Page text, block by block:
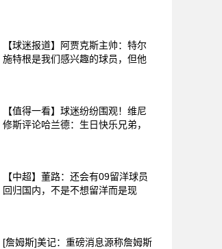
【球迷报道】阿贾克斯主帅：特尔
施特根是我们感兴趣的球员，但他
【值得一看】球迷纷纷围观！维尼
修斯评论哈兰德：生日快乐兄弟，
【中超】董路：还会有09留洋球员
回归国内，不是不想留洋而是现
[詹姆斯]美记：重磅消息源称詹姆斯